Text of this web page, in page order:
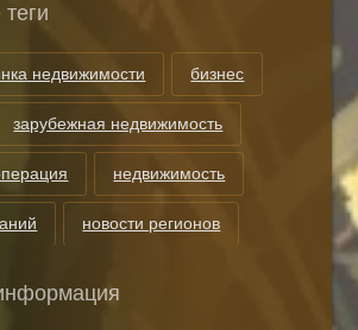
недвижимости бизнес
зарубежная недвижимость
недвижимость
новости регионов